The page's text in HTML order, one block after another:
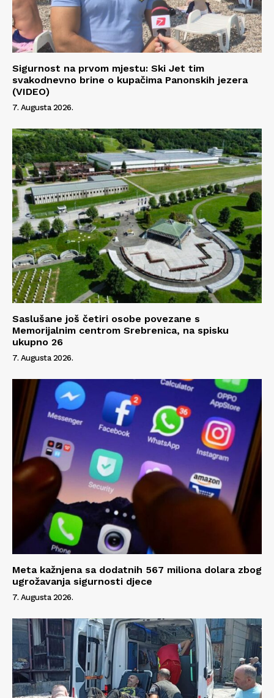
Info
O nama
Kontakt
Impressum
Sigurnost na prvom mjestu: Ski Jet tim
svakodnevno brine o kupačima Panonskih jezera
(VIDEO)
7. Augusta 2026.
Saslušane još četiri osobe povezane s
Memorijalnim centrom Srebrenica, na spisku
ukupno 26
7. Augusta 2026.
Meta kažnjena sa dodatnih 567 miliona dolara zbog
ugrožavanja sigurnosti djece
7. Augusta 2026.